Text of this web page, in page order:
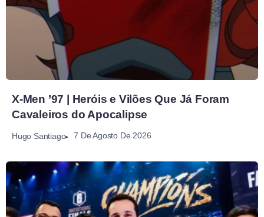
X-Men ’97 | Heróis e Vilões Que Já Foram
Cavaleiros do Apocalipse
Hugo Santiago 7 De Agosto De 2026